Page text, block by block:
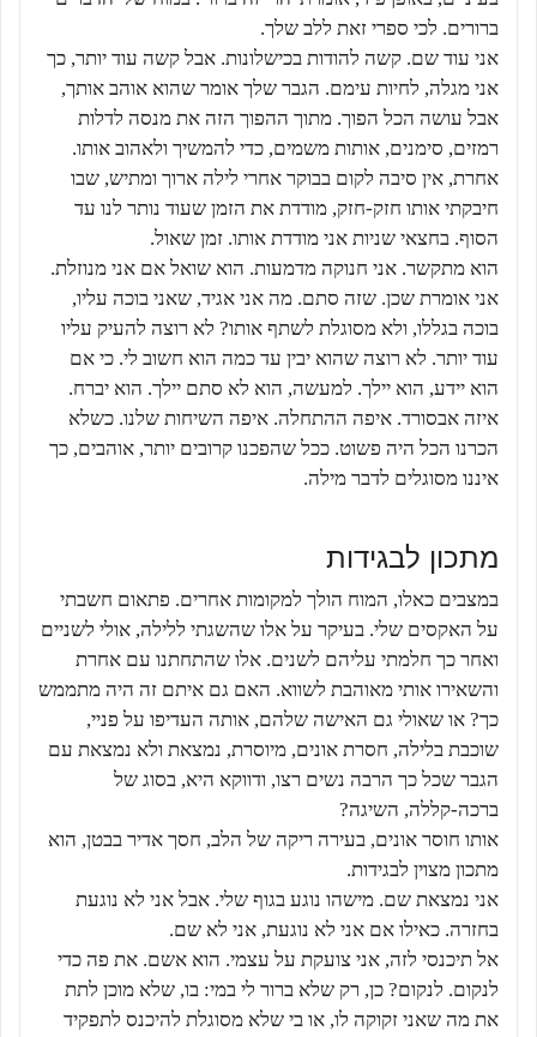
ברורים. לכי ספרי זאת ללב שלך.
אני עוד שם. קשה להודות בכישלונות. אבל קשה עוד יותר, כך
אני מגלה, לחיות עימם. הגבר שלך אומר שהוא אוהב אותך,
אבל עושה הכל הפוך. מתוך ההפוך הזה את מנסה לדלות
רמזים, סימנים, אותות משמים, כדי להמשיך ולאהוב אותו.
אחרת, אין סיבה לקום בבוקר אחרי לילה ארוך ומתיש, שבו
חיבקתי אותו חזק-חזק, מודדת את הזמן שעוד נותר לנו עד
הסוף. בחצאי שניות אני מודדת אותו. זמן שאול.
הוא מתקשר. אני חנוקה מדמעות. הוא שואל אם אני מנוזלת.
אני אומרת שכן. שזה סתם. מה אני אגיד, שאני בוכה עליו,
בוכה בגללו, ולא מסוגלת לשתף אותו? לא רוצה להעיק עליו
עוד יותר. לא רוצה שהוא יבין עד כמה הוא חשוב לי. כי אם
הוא יידע, הוא יילך. למעשה, הוא לא סתם יילך. הוא יברח.
איזה אבסורד. איפה ההתחלה. איפה השיחות שלנו. כשלא
הכרנו הכל היה פשוט. ככל שהפכנו קרובים יותר, אוהבים, כך
איננו מסוגלים לדבר מילה.
מתכון לבגידות
במצבים כאלו, המוח הולך למקומות אחרים. פתאום חשבתי
על האקסים שלי. בעיקר על אלו שהשגתי ללילה, אולי לשניים
ואחר כך חלמתי עליהם לשנים. אלו שהתחתנו עם אחרת
והשאירו אותי מאוהבת לשווא. האם גם איתם זה היה מתממש
כך? או שאולי גם האישה שלהם, אותה העדיפו על פניי,
שוכבת בלילה, חסרת אונים, מיוסרת, נמצאת ולא נמצאת עם
הגבר שכל כך הרבה נשים רצו, ודווקא היא, בסוג של
ברכה-קללה, השיגה?
אותו חוסר אונים, בעירה ריקה של הלב, חסך אדיר בבטן, הוא
מתכון מצוין לבגידות.
אני נמצאת שם. מישהו נוגע בגוף שלי. אבל אני לא נוגעת
בחזרה. כאילו אם אני לא נוגעת, אני לא שם.
אל תיכנסי לזה, אני צועקת על עצמי. הוא אשם. את פה כדי
לנקום. לנקום? כן, רק שלא ברור לי במי: בו, שלא מוכן לתת
את מה שאני זקוקה לו, או בי שלא מסוגלת להיכנס לתפקיד